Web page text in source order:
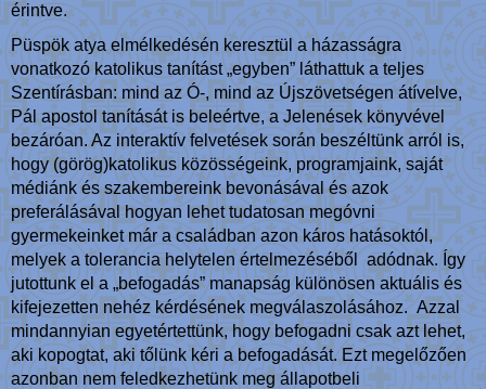
érintve.
Püspök atya elmélkedésén keresztül a házasságra
vonatkozó katolikus tanítást „egyben” láthattuk a teljes
Szentírásban: mind az Ó-, mind az Újszövetségen átívelve,
Pál apostol tanítását is beleértve, a Jelenések könyvével
bezáróan. Az interaktív felvetések során beszéltünk arról is,
hogy (görög)katolikus közösségeink, programjaink, saját
médiánk és szakembereink bevonásával és azok
preferálásával hogyan lehet tudatosan megóvni
gyermekeinket már a családban azon káros hatásoktól,
melyek a tolerancia helytelen értelmezéséből adódnak. Így
jutottunk el a „befogadás” manapság különösen aktuális és
kifejezetten nehéz kérdésének megválaszolásához. Azzal
mindannyian egyetértettünk, hogy befogadni csak azt lehet,
aki kopogtat, aki tőlünk kéri a befogadását. Ezt megelőzően
azonban nem feledkezhetünk meg állapotbeli